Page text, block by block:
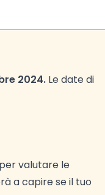
2024. Le date di
valutare le
a capire se il tuo